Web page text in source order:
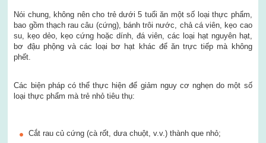
Nói chung, không nên cho trẻ dưới 5 tuổi ăn một số loại thực phẩm,
bao gồm thạch rau câu (cứng), bánh trôi nước, chả cá viên, kẹo cao
su, kẹo dẻo, kẹo cứng hoặc dính, đá viên, các loại hạt nguyên hạt,
bơ đậu phộng và các loại bơ hạt khác để ăn trực tiếp mà không
phết.
Các biện pháp có thể thực hiện để giảm nguy cơ nghẹn do một số
loại thực phẩm mà trẻ nhỏ tiêu thụ:
Cắt rau củ cứng (cà rốt, dưa chuột, v.v.) thành que nhỏ;